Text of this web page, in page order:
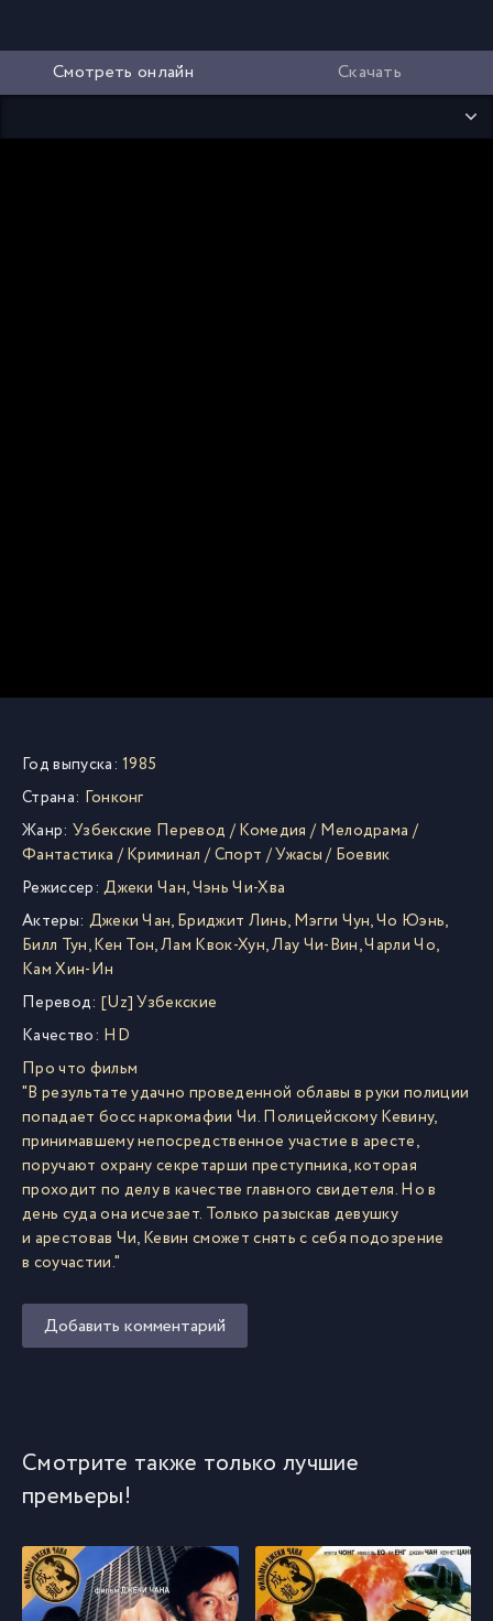
Смотреть онлайн Скачать
Год выпуска: 1985
Страна: Гонконг
Жанр: Узбекские Перевод /Комедия / Мелодрама /
Фантастика /Криминал /Спорт /Ужасы/ Боевик
Режиссер: Джеки Чан,Чэнь Чи-Хва
Актеры: Джеки Чан,Бриджит Линь,Мэгги Чун,Чо Юэнь,
Билл Тун,Кен Тон,Лам Квок-Хун,Лау Чи-Вин,Чарли Чо,
Кам Хин-Ин
Перевод: [Uz] Узбекские
Качество: HD
Про что фильм
"В результате удачно проведенной облавы в руки полиции
попадает босс наркомафии Чи. Полицейскому Кевину,
принимавшему непосредственное участие в аресте,
поручают охрану секретарши преступника, которая
проходит по делу в качестве главного свидетеля. Но в
день суда она исчезает. Только разыскав девушку
и арестовав Чи, Кевин сможет снять с себя подозрение
в соучастии."
Добавить комментарий
Смотрите также только лучшие
премьеры!